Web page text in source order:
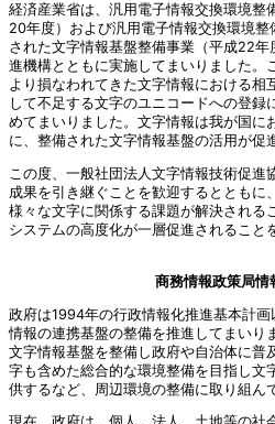
経済産業省は、汎用電子情報交換環境整
20年度）および汎用電子情報交換環境
された文字情報基盤整備事業（平成22
進機構とともに実施してまいりました。
より損なわれてきた文字情報における相
して不足する文字のユニコードへの登録
めてまいりました。文字情報は我が国に
に、整備された文字情報基盤の活用が促
この度、一般社団法人文字情報技術促進
成果を引き継ぐことを歓迎するとともに
様々な文字に関係する課題が解決される
システムの高度化が一層促進されること
商務情報政策局
政府は1994年の行政情報化推進基本計
情報の連携基盤の整備を推進してまいり
文字情報基盤を整備し政府や自治体に普
字も含めた総合的な環境整備を目指し文
供するなど、周辺環境の整備に取り組ん